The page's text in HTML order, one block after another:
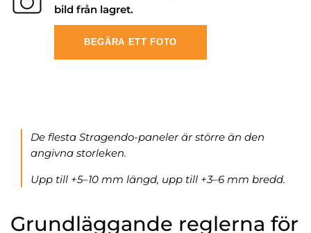
bild från lagret.
BEGÄRA ETT FOTO
De flesta Stragendo-paneler är större än den
angivna storleken.
Upp till +5–10 mm längd, upp till +3–6 mm bredd.
Grundläggande reglerna för